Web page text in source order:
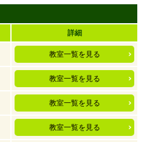
詳細
教室一覧を見る
教室一覧を見る
教室一覧を見る
教室一覧を見る